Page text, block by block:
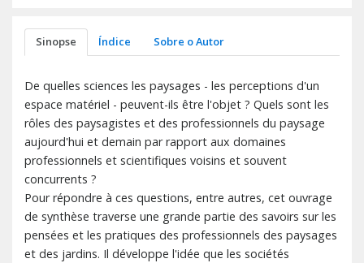
Sinopse Índice Sobre o Autor
De quelles sciences les paysages - les perceptions d'un
espace matériel - peuvent-ils être l'objet ? Quels sont les
rôles des paysagistes et des professionnels du paysage
aujourd'hui et demain par rapport aux domaines
professionnels et scientifiques voisins et souvent
concurrents ?
Pour répondre à ces questions, entre autres, cet ouvrage
de synthèse traverse une grande partie des savoirs sur les
pensées et les pratiques des professionnels des paysages
et des jardins. Il développe l'idée que les sociétés